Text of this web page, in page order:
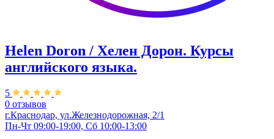
Helen Doron / Хелен Дорон. Курсы
английского языка.
5
0 отзывов
г.Краснодар, ул.Железнодорожная, 2/1
Пн-Чт 09:00-19:00, Сб 10:00-13:00